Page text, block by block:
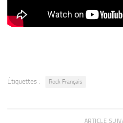
Étiquettes : Rock Français
ARTICLE